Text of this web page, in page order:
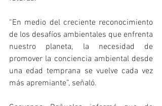
“En medio del creciente reconocimiento
de los desafíos ambientales que enfrenta
nuestro planeta, la necesidad de
promover la conciencia ambiental desde
una edad temprana se vuelve cada vez
más apremiante”, señaló.